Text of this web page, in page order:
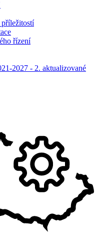
příležitostí
řízení
2027 - 2. aktualizované